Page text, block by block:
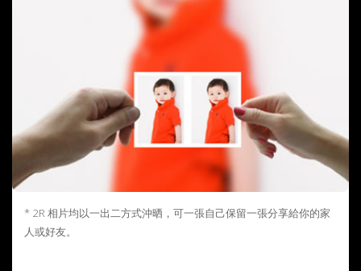
* 2R 相片均以一出二方式沖晒，可一張自己保留一張分享給你的家
人或好友。